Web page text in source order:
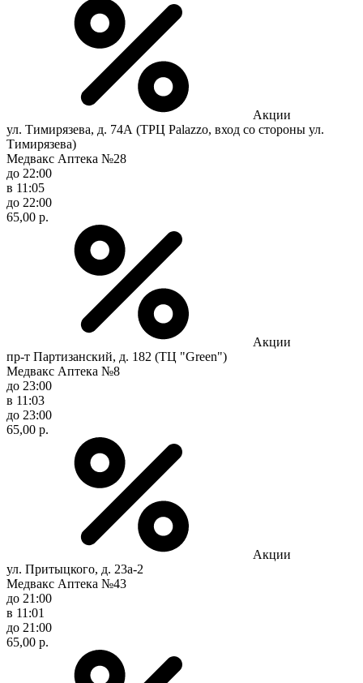
Акции
ул. Тимирязева, д. 74А (ТРЦ Palazzo, вход со стороны ул.
Тимирязева)
Медвакс Аптека №28
до 22:00
в 11:05
до 22:00
65,00 р.
Акции
пр-т Партизанский, д. 182 (ТЦ "Green")
Медвакс Аптека №8
до 23:00
в 11:03
до 23:00
65,00 р.
Акции
ул. Притыцкого, д. 23а-2
Медвакс Аптека №43
до 21:00
в 11:01
до 21:00
65,00 р.